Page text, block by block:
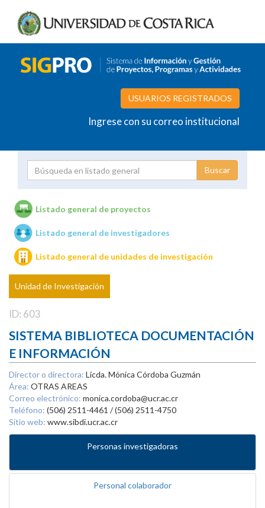
USUARIOS REGISTRADOS
Ingrese con su correo institucional
Unidades de investigación
Listado general de proyectos
Listado general de investigadores
Listado general de unidades de investigación
Unidad de Investigación
ID: 603
SISTEMA BIBLIOTECA DOCUMENTACIÓN
E INFORMACIÓN
Director o directora: Licda. Mónica Córdoba Guzmán
Área: OTRAS AREAS
Correo electrónico: monica.cordoba@ucr.ac.cr
Teléfono: (506) 2511-4461 / (506) 2511-4750
Sitio web: www.sibdi.ucr.ac.cr
Personas investigadoras
Personal colaborador